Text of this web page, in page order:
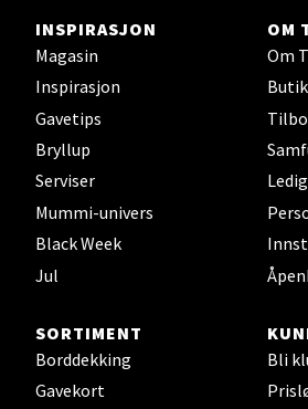
INSPIRASJON
Magasin
Inspirasjon
Gavetips
Bryllup
Serviser
Mummi-univers
Black Week
Jul
OM
Om
SORTIMENT
Borddekking
Gavekort
Bli
Herbarium
Lars Hertervigs gate 6, 4005
Åpent i dag 10-20
Myrdalsvegen 2, 5130 Nyborg
Åpent i dag 10-21